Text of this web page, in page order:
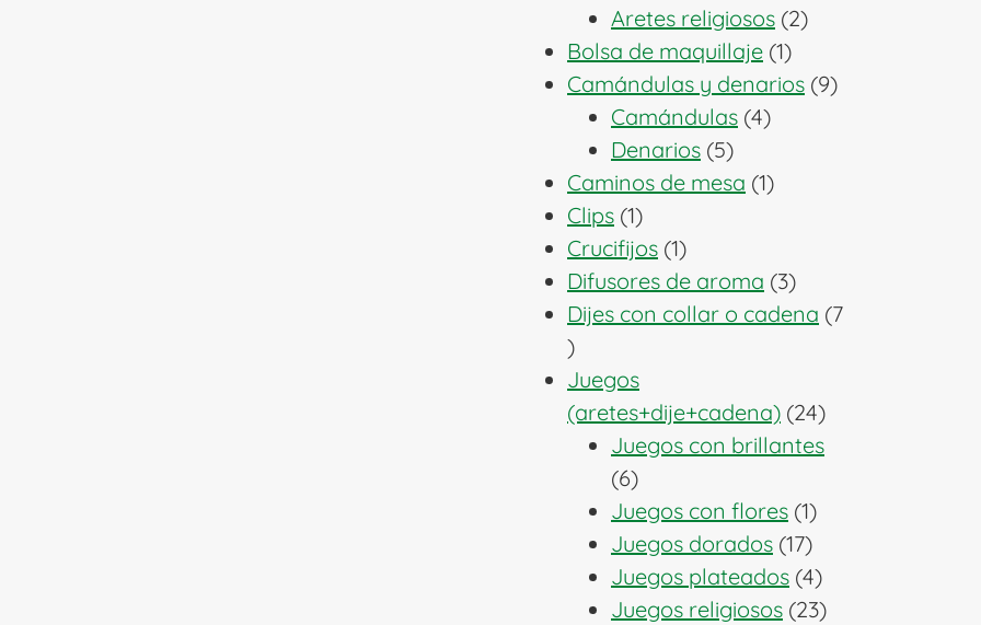
productos
Aretes religiosos 22
Bolsa de maquillaje 11
producto
Camándulas y denarios 99
Camándulas 44
Denarios 55
productos
Caminos de mesa 11
Clips 11
producto
Crucifijos 11
producto
Difusores de aroma 33
productos
Dijes con collar o cadena 7
7
productos
Juegos
(aretes+dije+cadena) 2424
productos
Juegos con brillantes
66
productos
Juegos con flores 11
producto
Juegos dorados 1717
productos
Juegos plateados 44
productos
Juegos religiosos 2323